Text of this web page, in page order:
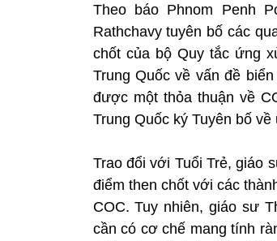
Theo báo Phnom Penh
Rathchavy tuyên bố các
chốt của bộ Quy tắc ứng
Trung Quốc về vấn đề
được một thỏa thuận về
Trung Quốc ký Tuyên bố
Trao đổi với Tuổi Trẻ, giáo
điểm then chốt với các
COC. Tuy nhiên, giáo sư
cần có cơ chế mang tính